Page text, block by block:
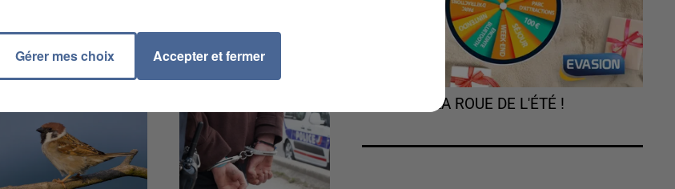
TOURNEZ LA ROUE DE L'ÉTÉ !
Gérer mes choix Accepter et fermer